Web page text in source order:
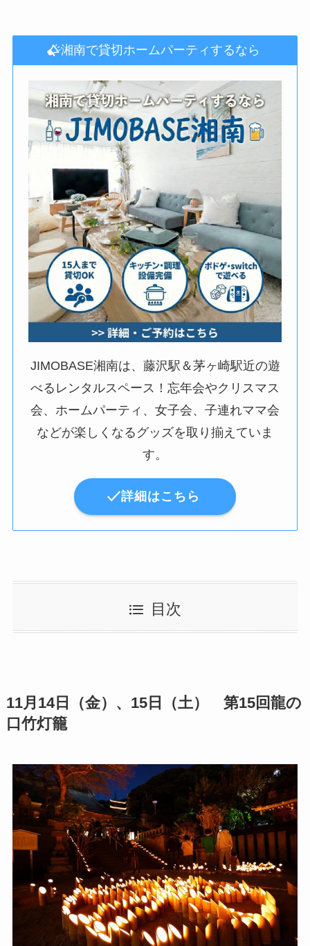
湘南で貸切ホームパーティするなら
JIMOBASE湘南は、藤沢駅＆茅ヶ崎駅近の遊
べるレンタルスペース！忘年会やクリスマス
会、ホームパーティ、女子会、子連れママ会
などが楽しくなるグッズを取り揃えていま
す。
詳細はこちら
目次
11月14日（金）、15日（土） 第15回龍の
口竹灯籠